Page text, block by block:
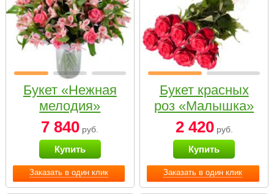
Заказать в один клик
Букет «Нежная
мелодия»
7 840 руб.
Купить
Заказать в один клик
Букет красных
роз «Малышка»
2 420руб.
Купить